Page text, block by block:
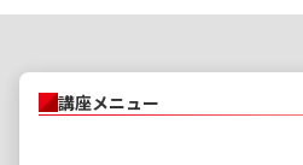
講座メニュー